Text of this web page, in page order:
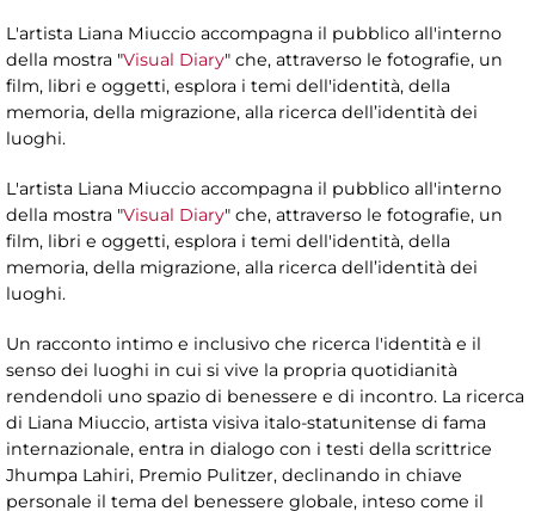
L'artista Liana Miuccio accompagna il pubblico all'interno
della mostra "Visual Diary" che, attraverso le fotografie, un
film, libri e oggetti, esplora i temi dell'identità, della
memoria, della migrazione, alla ricerca dell’identità dei
luoghi.
L'artista Liana Miuccio accompagna il pubblico all'interno
della mostra "Visual Diary" che, attraverso le fotografie, un
film, libri e oggetti, esplora i temi dell'identità, della
memoria, della migrazione, alla ricerca dell’identità dei
luoghi.
Un racconto intimo e inclusivo che ricerca l'identità e il
senso dei luoghi in cui si vive la propria quotidianità
rendendoli uno spazio di benessere e di incontro. La ricerca
di Liana Miuccio, artista visiva italo-statunitense di fama
internazionale, entra in dialogo con i testi della scrittrice
Jhumpa Lahiri, Premio Pulitzer, declinando in chiave
personale il tema del benessere globale, inteso come il